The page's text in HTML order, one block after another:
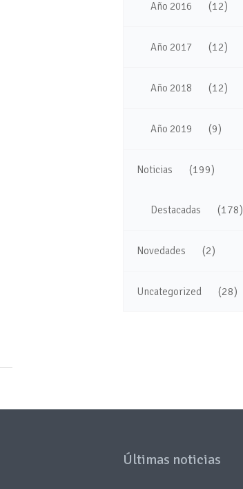
Año 2016 (12)
Año 2017 (12)
Año 2018 (12)
Año 2019 (9)
Noticias (199)
Destacadas (178)
Novedades (2)
Uncategorized (28)
Últimas noticias